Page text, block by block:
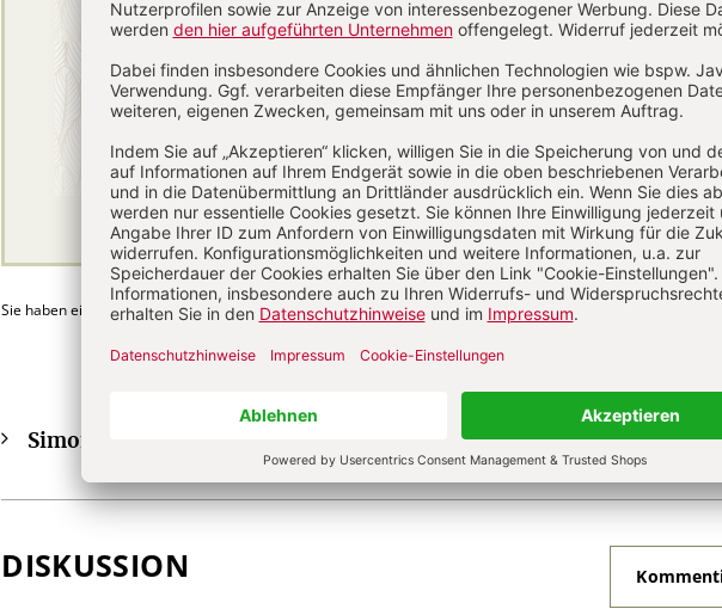
Abo testen
Sie haben ein Abonnement?Anmelden
Simon Lukas ist Redakteur bei CHRIST IN DER GEGENWART.
DISKUSSION